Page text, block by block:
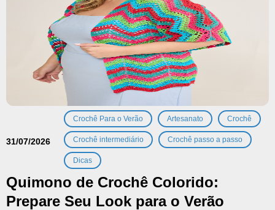
31/07/2026
Crochê Para o Verão Artesanato Crochê
Crochê intermediário Crochê passo a passo
Dicas
Quimono de Crochê Colorido:
Prepare Seu Look para o Verão